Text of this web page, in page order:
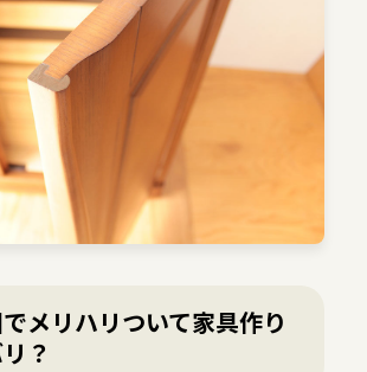
メリハリついて家具作り
？